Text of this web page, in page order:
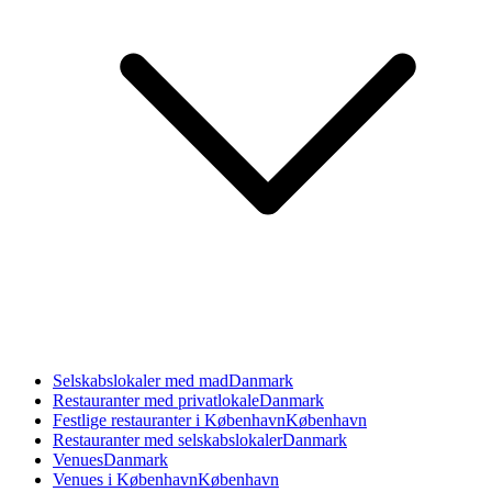
Selskabslokaler med madDanmark
Restauranter med privatlokaleDanmark
Festlige restauranter i KøbenhavnKøbenhavn
Restauranter med selskabslokalerDanmark
VenuesDanmark
Venues i KøbenhavnKøbenhavn